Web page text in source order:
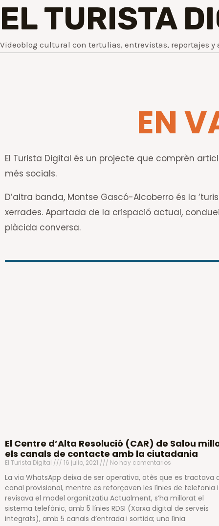
EL TURISTA
Videoblog cultural con tertulias, entrevistas, reportajes y
EN
El Turista Digital és un projecte que comprèn
més socials.
D’altra banda, Montse Gascó-Alcoberro és la
xerrades. Apartada de la crispació actual,
plàcida conversa.
El Centre d’Alta Resolució (CAR) de Salou
els canals de contacte amb la ciutadania
El Turista Digital 16 julio, 2021 No hay comentarios
La via WhatsApp deixa de ser operativa, atès que es tractava
canal provisional, mentre es reforçaven les línies de telefonia
revisava el model organitzatiu Actualment, s’ha millorat el
sistema telefònic, amb 5 línies RDSI (Xarxa digital de serveis
integrats), amb 5 canals d’entrada i sortida; una línia